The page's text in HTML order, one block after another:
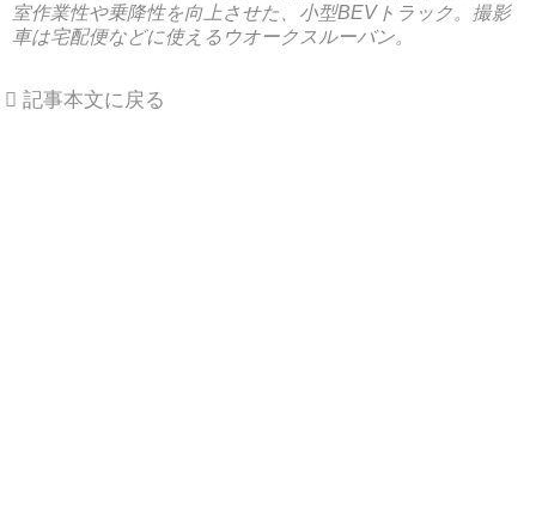
室作業性や乗降性を向上させた、小型BEVトラック。撮影
車は宅配便などに使えるウオークスルーバン。
記事本文に戻る